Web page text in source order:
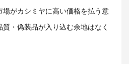
がカシミヤに高い価格を払う意
・偽装品が入り込む余地はなく